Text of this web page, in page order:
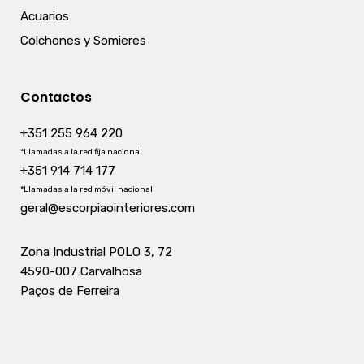
Acuarios
Colchones y Somieres
Contactos
+351 255 964 220
*Llamadas a la red fija nacional
+351 914 714 177
*Llamadas a la red móvil nacional
geral@escorpiaointeriores.com
Zona Industrial POLO 3, 72
4590-007 Carvalhosa
Paços de Ferreira